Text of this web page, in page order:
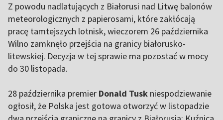
Z powodu nadlatujących z Białorusi nad Litwę balonów
meteorologicznych z papierosami, które zakłócają
pracę tamtejszych lotnisk, wieczorem 26 października
Wilno zamknęło przejścia na granicy białorusko-
litewskiej. Decyzja w tej sprawie ma pozostać w mocy
do 30 listopada.
28 października premier Donald Tusk niespodziewanie
ogłosił, że Polska jest gotowa otworzyć w listopadzie